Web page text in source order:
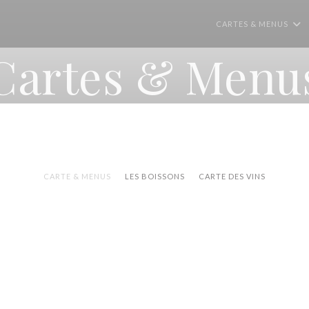
CARTES & MENUS
&
CARTE & MENUS LES BOISSONS CARTE DES VINS